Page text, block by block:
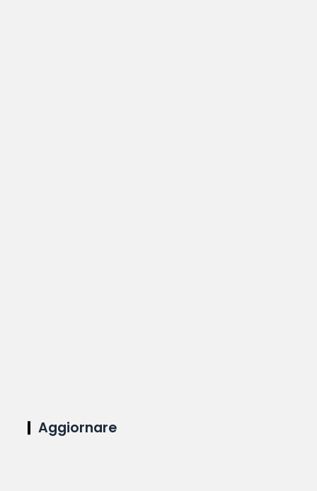
Aggiornare